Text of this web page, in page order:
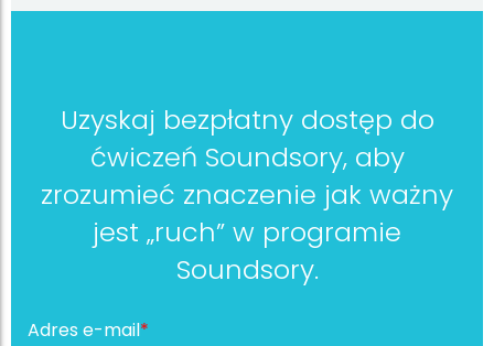
Uzyskaj bezpłatny dostęp do
ćwiczeń Soundsory, aby
zrozumieć znaczenie jak ważny
jest „ruch” w programie
Soundsory.
Adres e-mail*